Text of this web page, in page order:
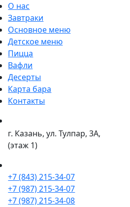
О нас
Завтраки
Основное меню
Детское меню
Пицца
Вафли
Десерты
Карта бара
Контакты
г. Казань, ул. Тулпар, 3А,
(этаж 1)
+7 (843) 215-34-07
+7 (987) 215-34-07
+7 (987) 215-34-08